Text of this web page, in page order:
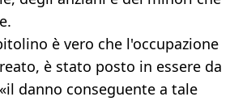
è vero che l'occupazione
è stato posto in essere da
danno conseguente a tale